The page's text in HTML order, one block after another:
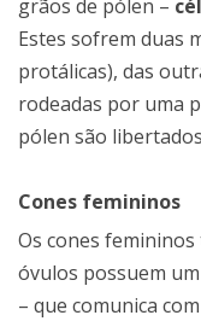
grãos de pólen –
Estes sofrem duas
protálicas), das
rodeadas por uma
pólen são
Cones femininos
Os cones
óvulos possuem
– que comunica